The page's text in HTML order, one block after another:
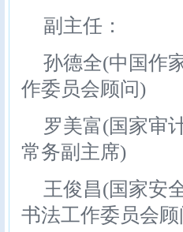
副主任：
孙德全(中国作
作委员会顾问)
罗美富(国家审
常务副主席)
王俊昌(国家安
书法工作委员会顾